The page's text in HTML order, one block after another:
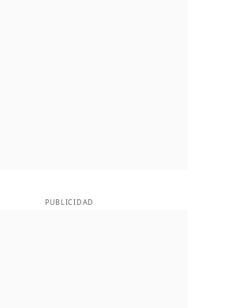
PUBLICIDAD